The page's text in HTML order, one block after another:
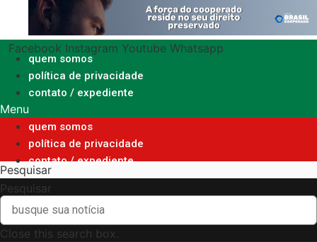
o
conteúdo
Facebook Instagram Youtube Whatsapp
quem somos
política de privacidade
contato / expediente
Menu
quem somos
política de privacidade
contato / expediente
Pesquisar
Pesquisar
Close this search box.